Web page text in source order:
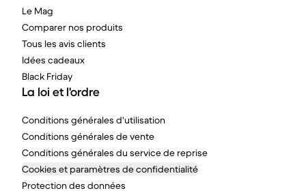
Le Mag
Comparer nos produits
Tous les avis clients
Idées cadeaux
Black Friday
La loi et l'ordre
Conditions générales d'utilisation
Conditions générales de vente
Conditions générales du service de reprise
Cookies et paramètres de confidentialité
Protection des données